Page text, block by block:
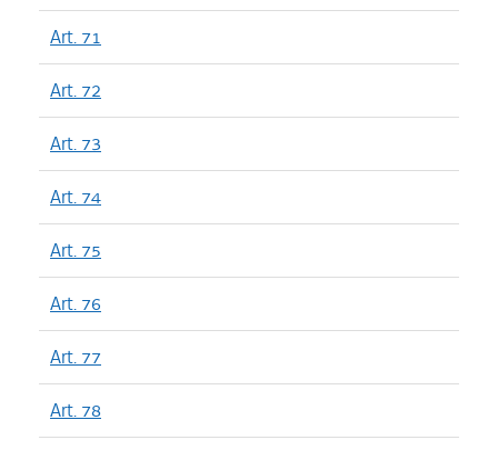
Art. 71
Art. 72
Art. 73
Art. 74
Art. 75
Art. 76
Art. 77
Art. 78